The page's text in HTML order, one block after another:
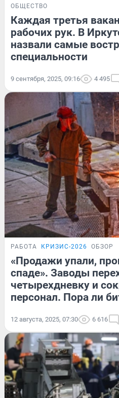
ОБЩЕСТВО
Каждая третья
рабочих рук. В
назвали самые
специальности
9 сентября, 2025, 09:16 4 495
РАБОТА КРИЗИС-2026 ОБЗОР
«Продажи упали,
спаде». Заводы
четырехдневку и
персонал. Пора ли
12 августа, 2025, 07:30 6 616